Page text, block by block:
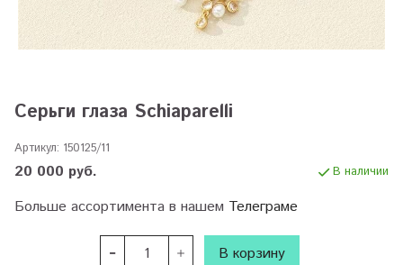
Серьги глаза Schiaparelli
Артикул: 150125/11
20 000 руб. В наличии
Больше ассортимента в нашем Телеграме
В корзину